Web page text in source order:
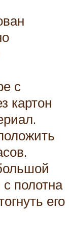
с
картон
полотна
его